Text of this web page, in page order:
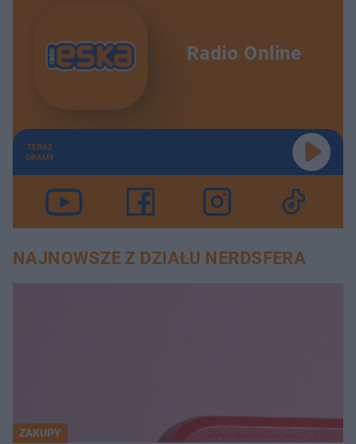
Radio Online
TERAZ
GRAMY
NAJNOWSZE Z DZIAŁU NERDSFERA
ZAKUPY